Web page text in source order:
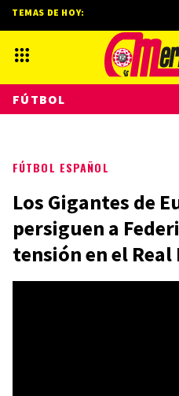
FÚTBOL ESPAÑOL
Los Gigantes de
persiguen a
tensión en el Real
TEMAS DE HOY:
FÚTBOL